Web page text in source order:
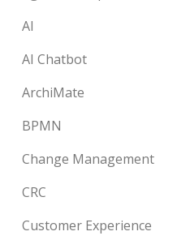
AI
AI Chatbot
ArchiMate
BPMN
Change Management
CRC
Customer Experience